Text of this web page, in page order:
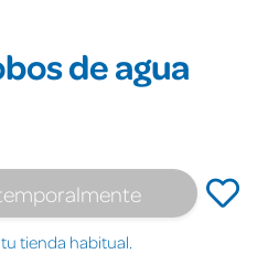
de agua
tienda habitual.